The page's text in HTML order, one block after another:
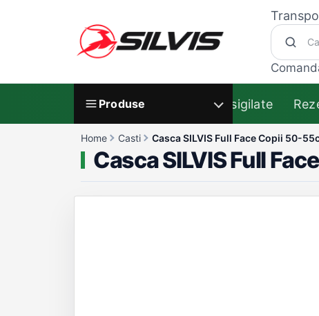
Produse Resigilate
Home Casti Casca SILVIS Full Face Copii 50-
Casca SILVIS Full